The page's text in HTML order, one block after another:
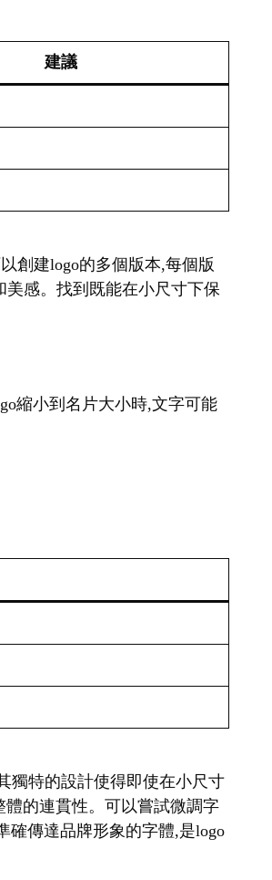
建議
創建logo的多個版本,每個版
感。找到既能在小尺寸下保
縮小到名片大小時,文字可能
獨特的設計使得即使在小尺寸
的連貫性。可以嘗試微調字
確傳達品牌形象的字體,是logo